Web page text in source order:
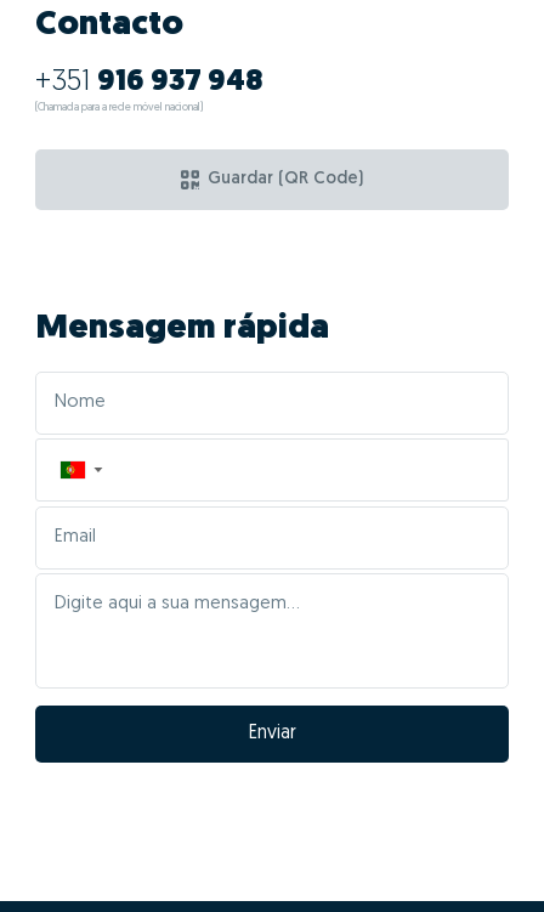
Contacto
+351 916 937 948
(Chamada para a rede móvel nacional)
Guardar (QR Code)
Mensagem rápida
▼
Enviar